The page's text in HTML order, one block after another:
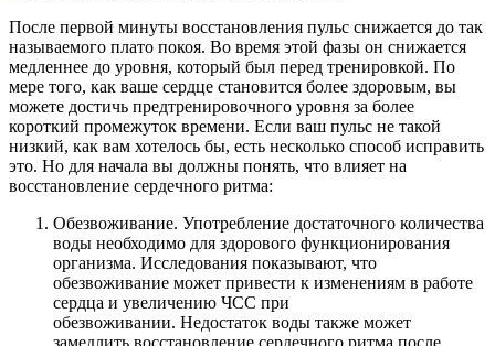
После первой минуты восстановления пульс снижается до так
называемого плато покоя. Во время этой фазы он снижается
медленнее до уровня, который был перед тренировкой. По
мере того, как ваше сердце становится более здоровым, вы
можете достичь предтренировочного уровня за более
короткий промежуток времени. Если ваш пульс не такой
низкий, как вам хотелось бы, есть несколько способ исправить
это. Но для начала вы должны понять, что влияет на
восстановление сердечного ритма:
Обезвоживание. Употребление достаточного количества
воды необходимо для здорового функционирования
организма. Исследования показывают, что
обезвоживание может привести к изменениям в работе
сердца и увеличению ЧСС при
обезвоживании. Недостаток воды также может
замедлить восстановление сердечного ритма после